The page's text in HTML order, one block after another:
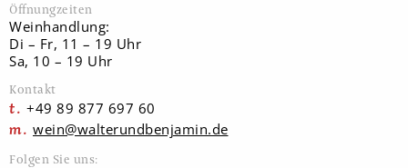
Öffnungzeiten
Weinhandlung:
Di – Fr, 11 – 19 Uhr
Sa, 10 – 19 Uhr
Kontakt
+49 89 877 697 60
wein@walterundbenjamin.de
Folgen Sie uns: